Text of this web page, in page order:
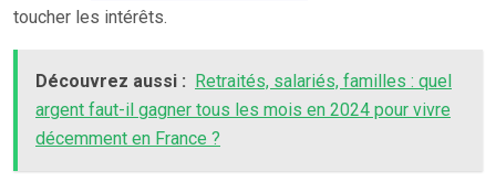
toucher les intérêts.
Découvrez aussi : Retraités, salariés, familles : quel
argent faut-il gagner tous les mois en 2024 pour vivre
décemment en France ?